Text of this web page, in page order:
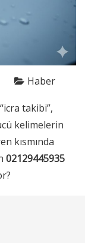
Haber
takibi”,
kelimelerin
kısmında
02129445935